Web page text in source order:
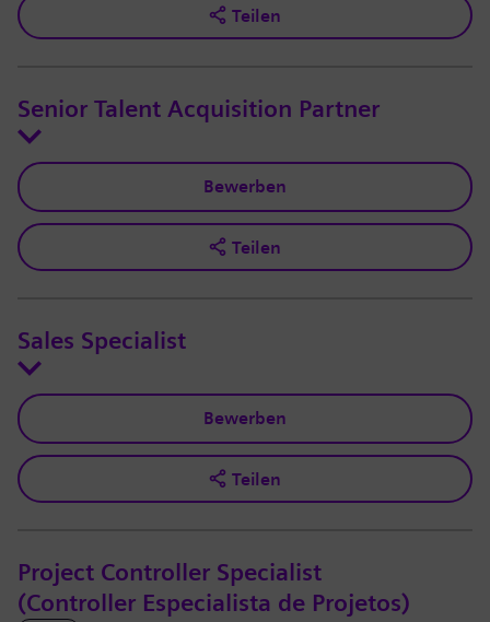
Teilen
Senior Talent Acquisition Partner
Bewerben
Teilen
Sales Specialist
Bewerben
Teilen
Project Controller Specialist
(Controller Especialista de Projetos)